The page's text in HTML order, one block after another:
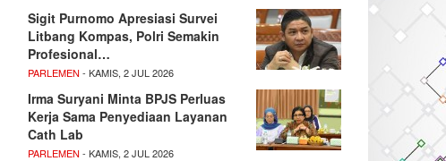
Sigit Purnomo Apresiasi Survei
Litbang Kompas, Polri Semakin
Profesional…
PARLEMEN - KAMIS, 2 JUL 2026
Irma Suryani Minta BPJS Perluas
Kerja Sama Penyediaan Layanan
Cath Lab
PARLEMEN - KAMIS, 2 JUL 2026